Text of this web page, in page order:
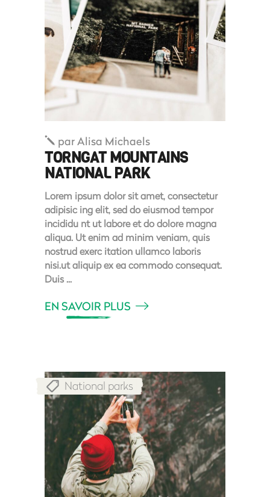
parAlisa Michaels
TORNGAT MOUNTAINS
NATIONAL PARK
Lorem ipsum dolor sit amet, consectetur
adipisic ing elit, sed do eiusmod tempor
incididu nt ut labore et do dolore magna
aliqua. Ut enim ad minim veniam, quis
nostrud exerc itation ullamco laboris
nisi.ut aliquip ex ea commodo consequat.
Duis
EN SAVOIR PLUS
National parks